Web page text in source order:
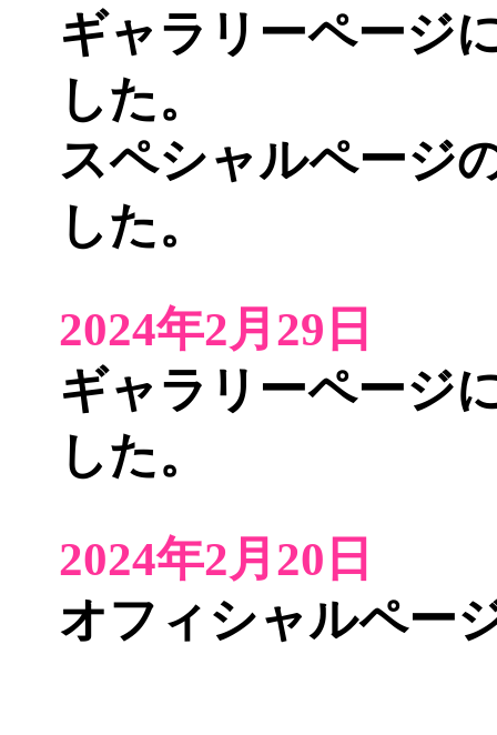
ギャラリーページ
した。
スペシャルページ
した。
2024年2月29日
ギャラリーページ
した。
2024年2月20日
オフィシャルペー